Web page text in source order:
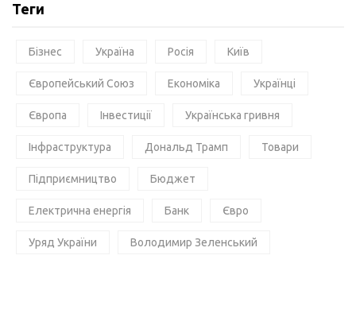
Теги
Бізнес Україна Росія Київ
Європейський Союз Економіка Українці
Європа Інвестиції Українська гривня
Інфраструктура Дональд Трамп Товари
Підприємництво Бюджет
Електрична енергія Банк Євро
Уряд України Володимир Зеленський